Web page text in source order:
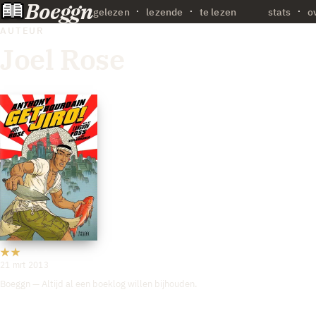
Boeggngelezen lezende te lezen stats ·
AUTEUR
21 mrt 2013
Boeggn — Altijd al een boeklog willen bijhouden.